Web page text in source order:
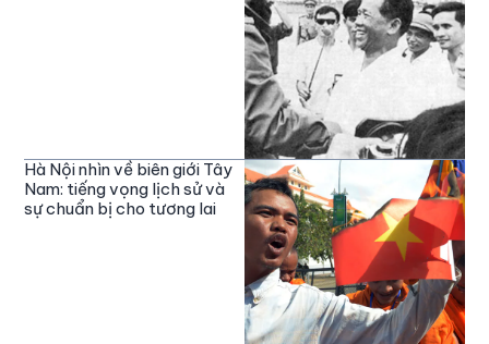
Hà Nội nhìn về biên giới Tây
Nam: tiếng vọng lịch sử và
sự chuẩn bị cho tương lai